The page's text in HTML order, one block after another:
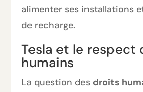
alimenter ses installations
de recharge.
Tesla et le respect
humains
La question des droits